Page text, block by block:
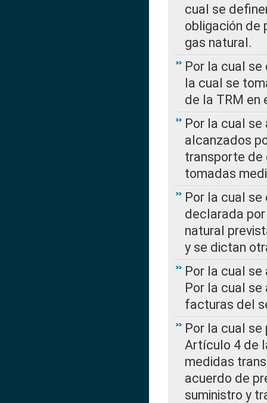
cual se
obligación de
gas natural.
Por la cual se
la cual se
de la TRM en
Por la cual
alcanzados
transporte de
tomadas
Por la cual
declarada
natural
y se dictan
Por la cual se
Por la cual
facturas del
Por la cual
Artículo 4 de
medidas
acuerdo de
suministro y